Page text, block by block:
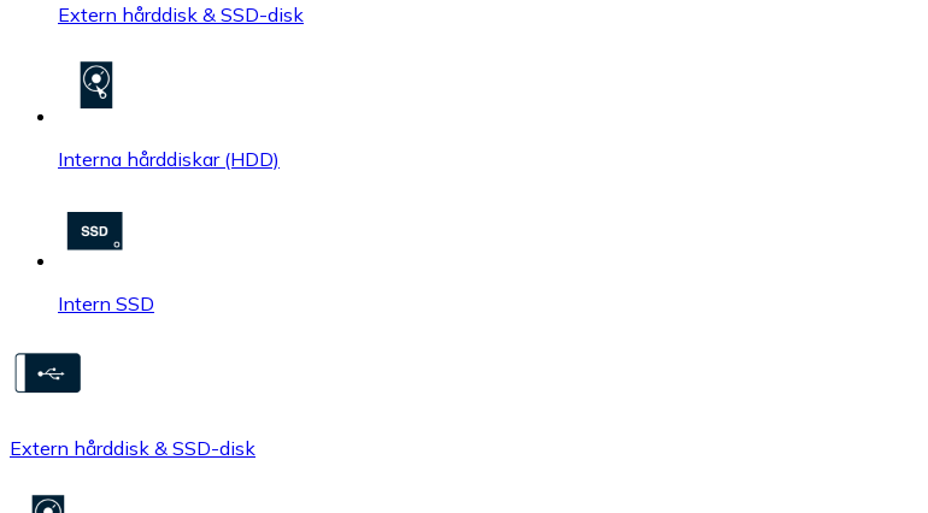
Extern hårddisk & SSD-disk
Interna hårddiskar (HDD)
Intern SSD
Extern hårddisk & SSD-disk